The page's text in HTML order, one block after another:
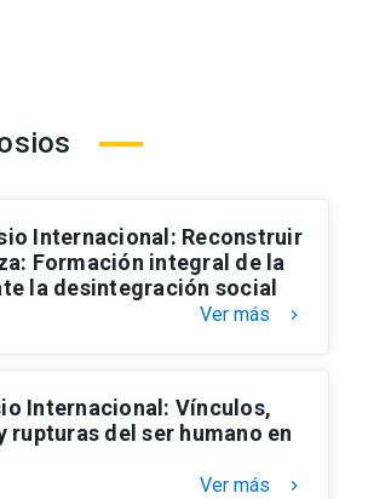
Internacional: Reconstruir
Formación integral de la
la desintegración social
Ver más keyboard_arrow_right
Internacional: Vínculos,
rupturas del ser humano en
Ver más keyboard_arrow_right